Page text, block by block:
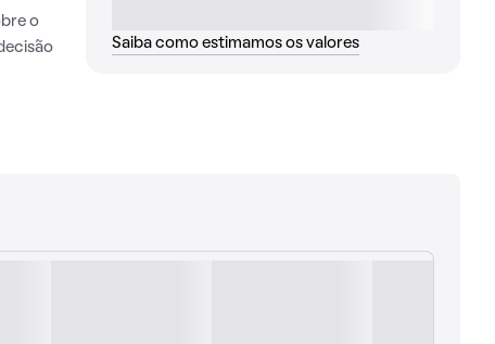
o
Saiba como estimamos os valores